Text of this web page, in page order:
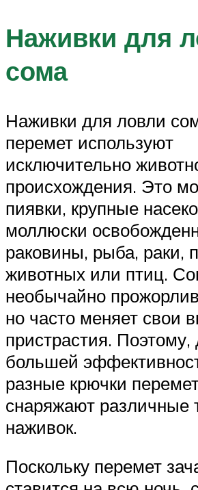
Наживки для
сома
Наживки для ловли
перемет используют
исключительно
происхождения. Это
пиявки, крупные
моллюски
раковины, рыба, раки,
животных или птиц.
необычайно
но часто меняет свои
пристрастия. Поэтому,
большей
разные крючки
снаряжают различные
наживок.
Поскольку перемет